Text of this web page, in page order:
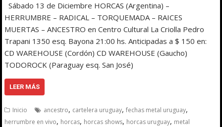
Sábado 13 de Diciembre HORCAS (Argentina) –
HERRUMBRE – RADICAL – TORQUEMADA – RAICES
MUERTAS – ANCESTRO en Centro Cultural La Criolla Pedro
Trapani 1350 esq. Bayona 21:00 hs. Anticipadas a $ 150 en:
CD WAREHOUSE (Cordón) CD WAREHOUSE (Gaucho)
TODOROCK (Paraguay esq. San José)
LEER MÁS
Inicio ancestro, cartelera uruguay,fechas metal uruguay,
herrumbre en vivo, horcas, horcas shows, horcas uruguay, metal